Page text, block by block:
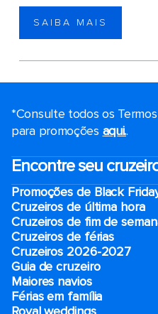
SAIBA MAIS
*Consulte todos os
para promoções aqui..
Encontre seu
Promoções de Black
Cruzeiros de última hora
Cruzeiros de fim de
Cruzeiros de férias
Cruzeiros 2026-2027
Guia de cruzeiro
Maiores navios
Férias em família